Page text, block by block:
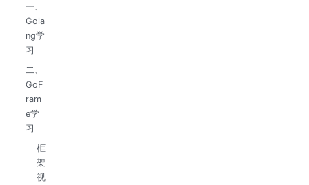
一、
Gola
ng学
习
二、
GoF
ram
e学
习
框
架
视